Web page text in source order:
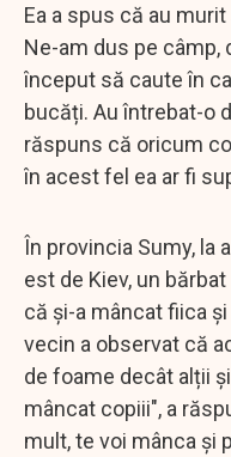
Ea a spus că au
Ne-am dus pe câmp,
început să caute în
bucăți. Au întrebat-o
răspuns că oricum
în acest fel ea ar fi
În provincia Sumy, la
est de Kiev, un
că și-a mâncat fiica
vecin a observat că
de foame decât alții
mâncat copiii", a
mult, te voi mânca și